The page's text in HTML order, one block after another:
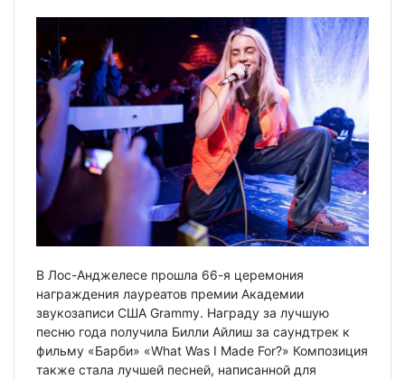
В Лос-Анджелесе прошла 66-я церемония
награждения лауреатов премии Академии
звукозаписи США Grammy. Награду за лучшую
песню года получила Билли Айлиш за саундтрек к
фильму «Барби» «What Was I Made For?» Композиция
также стала лучшей песней, написанной для